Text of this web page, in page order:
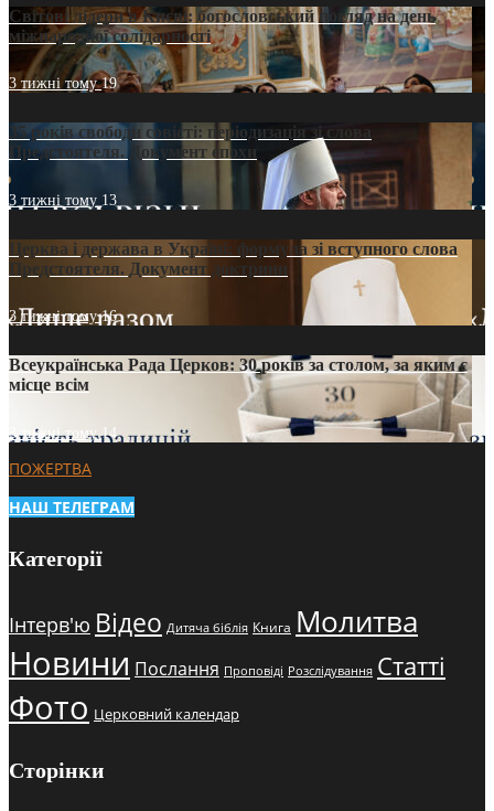
Світові лідери в Києві: богословський погляд на день
міжнародної солідарності
3 тижні тому19
35 років свободи совісті: періодизація зі слова
Предстоятеля. Документ епохи
3 тижні тому 13
Церква і держава в Україні: формула зі вступного слова
Предстоятеля. Документ доктрини
3 тижні тому16
Всеукраїнська Рада Церков: 30 років за столом, за яким є
місце всім
3 тижні тому14
ПОЖЕРТВА
НАШ ТЕЛЕГРАМ
Категорії
Інтерв'ю Відео Дитяча біблія Книга Молитва
Новини Послання Проповіді Розслідування Статті
Фото Церковний календар
Сторінки